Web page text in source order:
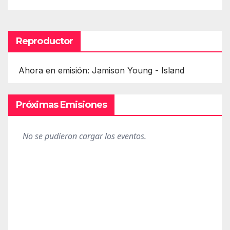
Reproductor
Ahora en emisión: Jamison Young - Island
Próximas Emisiones